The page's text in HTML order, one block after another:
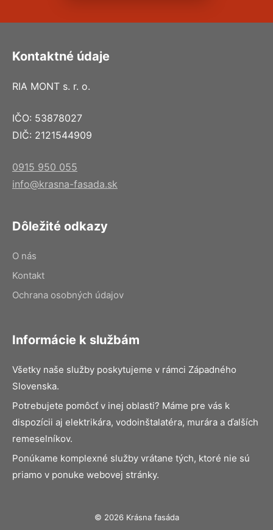
Kontaktné údaje
RIA MONT s. r. o.
IČO: 53878027
DIČ: 2121544909
0915 950 055
info@krasna-fasada.sk
Dôležité odkazy
O nás
Kontakt
Ochrana osobných údajov
Informácie k službám
Všetky naše služby poskytujeme v rámci Západného
Slovenska.
Potrebujete pomôcť v inej oblasti? Máme pre vás k
dispozícii aj elektrikára, vodoinštalatéra, murára a ďalších
remeselníkov.
Ponúkame komplexné služby vrátane tých, ktoré nie sú
priamo v ponuke webovej stránky.
© 2026 Krásna fasáda